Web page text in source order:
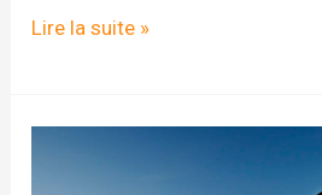
Accompagner
Lire la suite »